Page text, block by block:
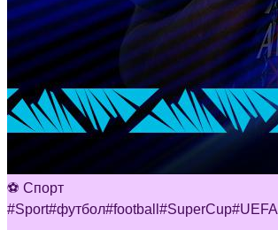
⚽ Спорт
#Sport#футбол#football #SuperCup#UEFA